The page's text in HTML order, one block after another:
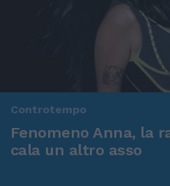
Controtempo
Fenomeno Anna, la
cala un altro asso